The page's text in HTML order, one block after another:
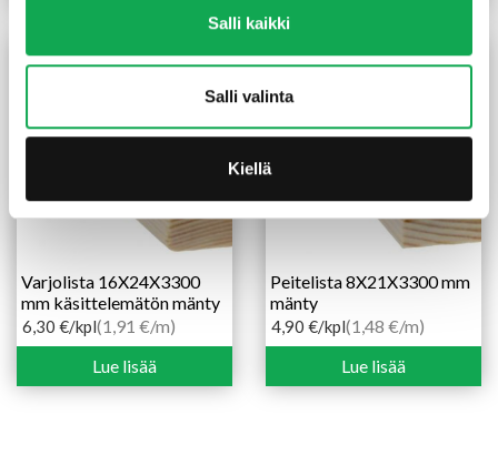
Salli kaikki
Salli valinta
Kiellä
Varjolista 16X24X3300
mm käsittelemätön mänty
6,30 €/kpl(1,91 €/m)
Lue lisää
Peitelista 8X21X3300 mm
mänty
4,90 €/kpl(1,48 €/m)
Lue lisää